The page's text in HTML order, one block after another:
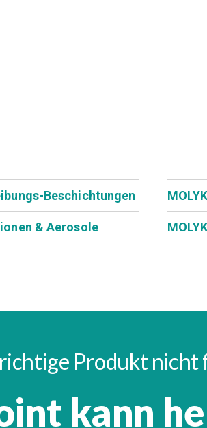
Beschichtungen
& Aerosole
Produkt nicht
kann